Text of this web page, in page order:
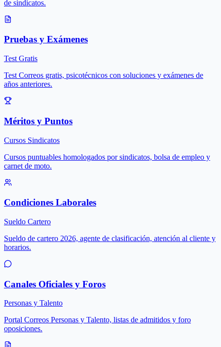
de sindicatos.
Pruebas y Exámenes
Test Gratis
Test Correos gratis, psicotécnicos con soluciones y exámenes de
años anteriores.
Méritos y Puntos
Cursos Sindicatos
Cursos puntuables homologados por sindicatos, bolsa de empleo y
carnet de moto.
Condiciones Laborales
Sueldo Cartero
Sueldo de cartero 2026, agente de clasificación, atención al cliente y
horarios.
Canales Oficiales y Foros
Personas y Talento
Portal Correos Personas y Talento, listas de admitidos y foro
oposiciones.